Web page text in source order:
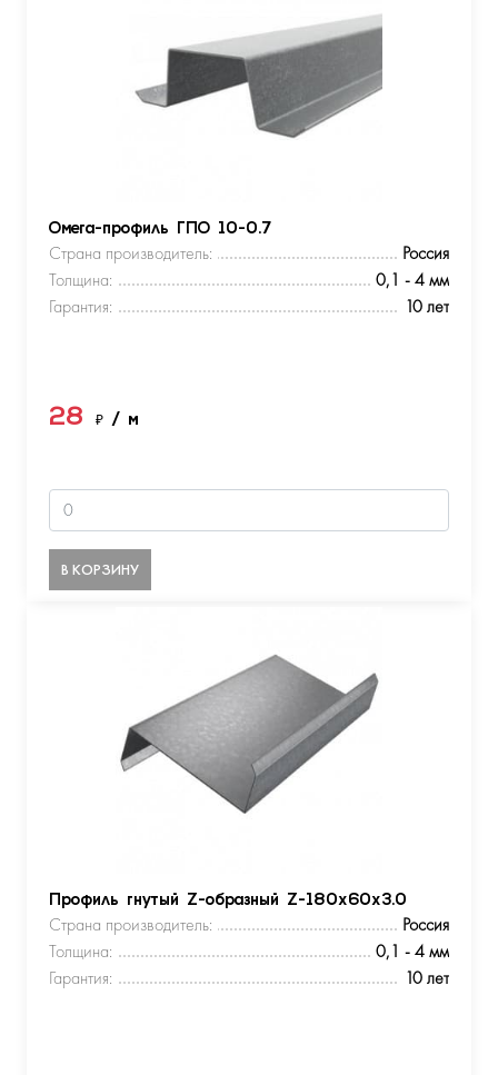
Омега-профиль ГПО 10-0.7
Страна производитель:
Россия
Толщина:
0,1 - 4 мм
Гарантия:
10 лет
28 ₽ / м
В КОРЗИНУ
Профиль гнутый Z-образный Z-180х60х3.0
Страна производитель:
Россия
Толщина:
0,1 - 4 мм
Гарантия:
10 лет